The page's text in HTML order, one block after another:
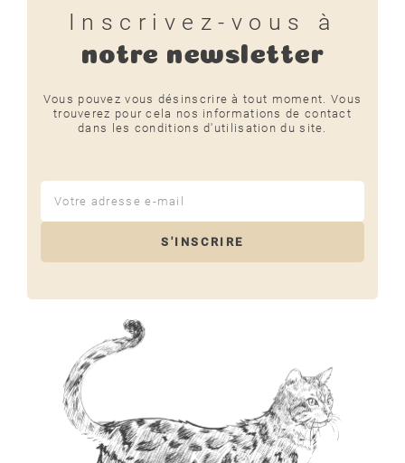
Inscrivez-vous à
notre newsletter
Vous pouvez vous désinscrire à tout moment. Vous
trouverez pour cela nos informations de contact
dans les conditions d'utilisation du site.
S'INSCRIRE